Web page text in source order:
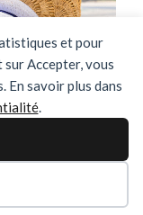
et pour
Accepter, vous
En savoir plus dans
.
✨🌴